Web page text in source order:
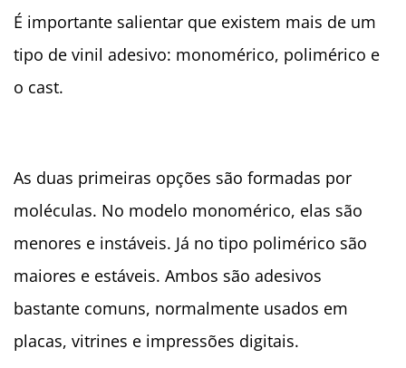
É importante salientar que existem mais de um
tipo de vinil adesivo: monomérico, polimérico e
o cast.
As duas primeiras opções são formadas por
moléculas. No modelo monomérico, elas são
menores e instáveis. Já no tipo polimérico são
maiores e estáveis. Ambos são adesivos
bastante comuns, normalmente usados em
placas, vitrines e impressões digitais.